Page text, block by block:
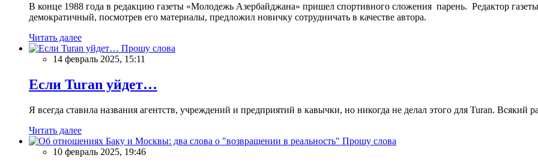
В конце 1988 года в редакцию газеты «Молодежь Азербайджана» пришел спортивного сложения парень. Редактор
демократичный, посмотрев его материалы, предложил новичку сотрудничать в качестве автора.
Читать далее
Прошу слова
14 февраль 2025, 15:11
Если Turan уйдет…
Я всегда ставила названия агентств, учреждений и предприятий в кавычки, но никогда не делал этого для Turan. Всякий
Читать далее
Прошу слова
10 февраль 2025, 19:46